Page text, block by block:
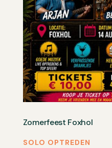
Zomerfeest Foxhol
SOLO OPTREDEN